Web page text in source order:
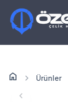
home Anasayfa
chevron_right Ürünler
chevron_left